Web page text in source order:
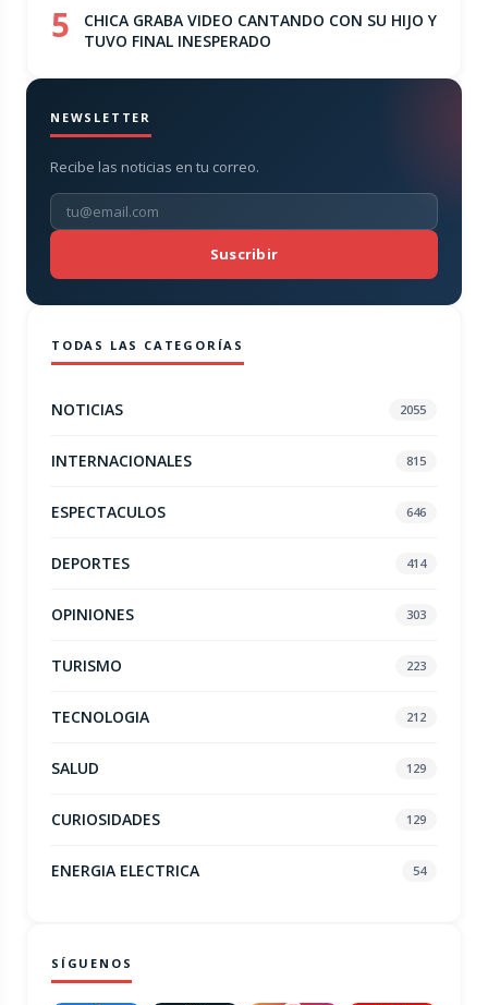
5
CHICA GRABA VIDEO CANTANDO CON SU HIJO Y
TUVO FINAL INESPERADO
NEWSLETTER
Recibe las noticias en tu correo.
Suscribir
TODAS LAS CATEGORÍAS
NOTICIAS 2055
INTERNACIONALES 815
ESPECTACULOS 646
DEPORTES 414
OPINIONES 303
TURISMO 223
TECNOLOGIA 212
SALUD 129
CURIOSIDADES 129
ENERGIA ELECTRICA 54
SÍGUENOS